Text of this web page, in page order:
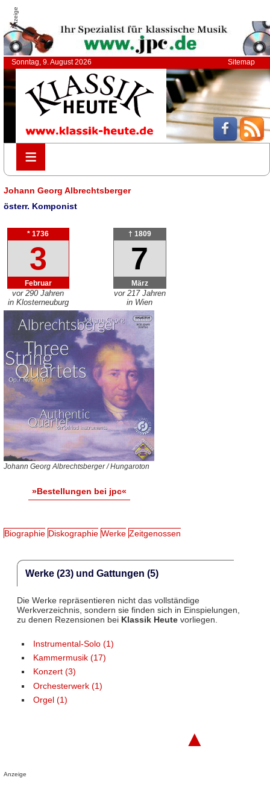
Anzeige
Sonntag, 9. August 2026 Sitemap
≡
≡
Johann Georg Albrechtsberger
österr. Komponist
* 1736
3
Februar
vor 290 Jahren
in Klosterneuburg
† 1809
7
März
vor 217 Jahren
in Wien
Johann Georg Albrechtsberger / Hungaroton
»Bestellungen bei jpc«
Biographie Diskographie Werke Zeitgenossen
Werke (23) und Gattungen (5)
Die Werke repräsentieren nicht das vollständige
Werkverzeichnis, sondern sie finden sich in Einspielungen,
zu denen Rezensionen bei Klassik Heutevorliegen.
Instrumental-Solo (1)
Kammermusik (17)
Konzert (3)
Orchesterwerk (1)
Orgel (1)
▲
Anzeige